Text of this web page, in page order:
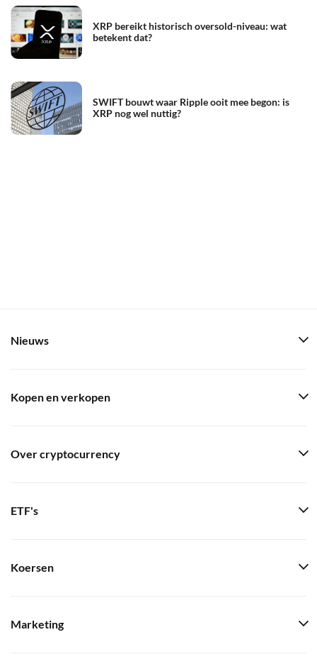
XRP bereikt historisch oversold-niveau: wat
betekent dat?
SWIFT bouwt waar Ripple ooit mee begon: is
XRP nog wel nuttig?
Nieuws
Kopen en verkopen
Over cryptocurrency
ETF's
Koersen
Marketing